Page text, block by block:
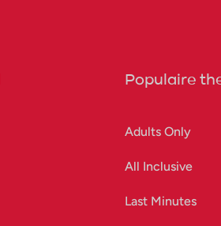
Populaire
Adults Only
All Inclusive
Last Minutes